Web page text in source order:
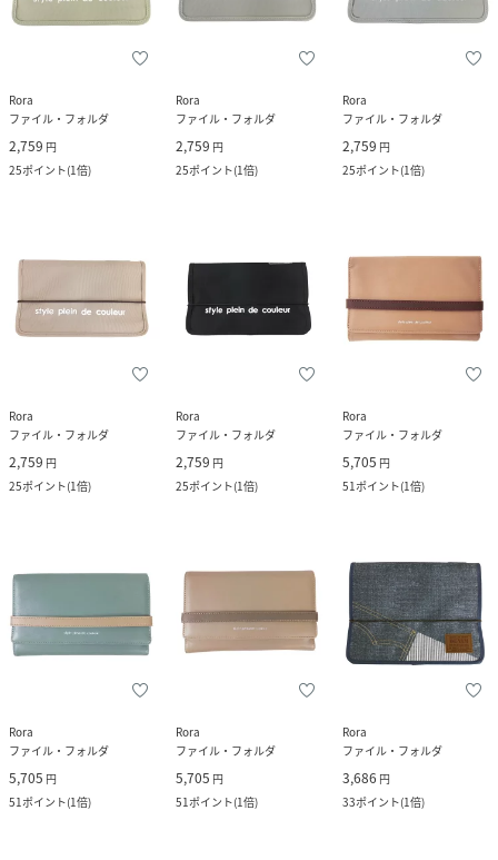
Rora
ファイル・フォルダ
2,759 円
25ポイント(1倍)
Rora
ファイル・フォルダ
2,759 円
25ポイント(1倍)
Rora
ファイル・フォルダ
2,759 円
25ポイント(1倍)
Rora
ファイル・フォルダ
2,759 円
25ポイント(1倍)
Rora
ファイル・フォルダ
2,759 円
25ポイント(1倍)
Rora
ファイル・フォルダ
5,705 円
51ポイント(1倍)
Rora
ファイル・フォルダ
5,705 円
51ポイント(1倍)
Rora
ファイル・フォルダ
5,705 円
51ポイント(1倍)
Rora
ファイル・フォルダ
3,686 円
33ポイント(1倍)